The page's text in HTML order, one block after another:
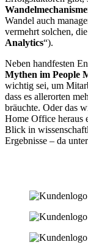
Wandel auch
vermehrt solchen,
Analytics“).
Neben handfesten
Mythen im People
wichtig sei, um
dass es allerorten
bräuchte. Oder das
Home Office heraus
Blick in
Ergebnisse – da